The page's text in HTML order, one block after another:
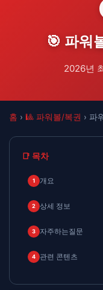
🎯 파워
2026년
홈 › 🎱 파워볼/복권 › 파
📑 목차
1 개요
2 상세 정보
3 자주하는질문
4 관련 콘텐츠